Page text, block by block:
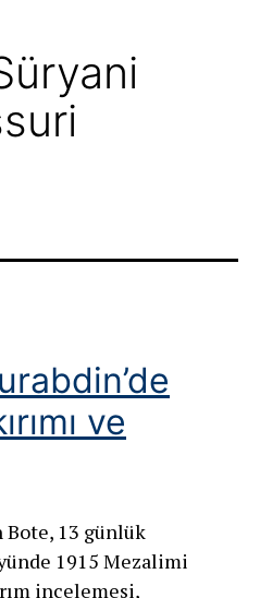
ve
Bote, 13 günlük
1915 Mezalimi
incelemesi,